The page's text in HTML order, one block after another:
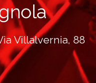
Villalvernia, 88